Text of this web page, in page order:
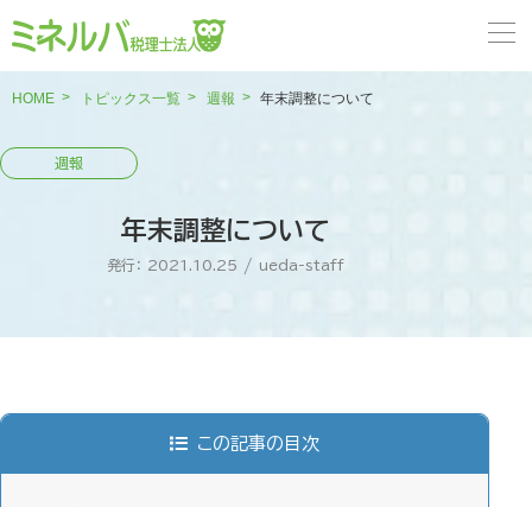
HOME トピックス一覧 週報 年末調整について
年末調整について
発行： 2021.10.25 / ueda-staff
この記事の目次